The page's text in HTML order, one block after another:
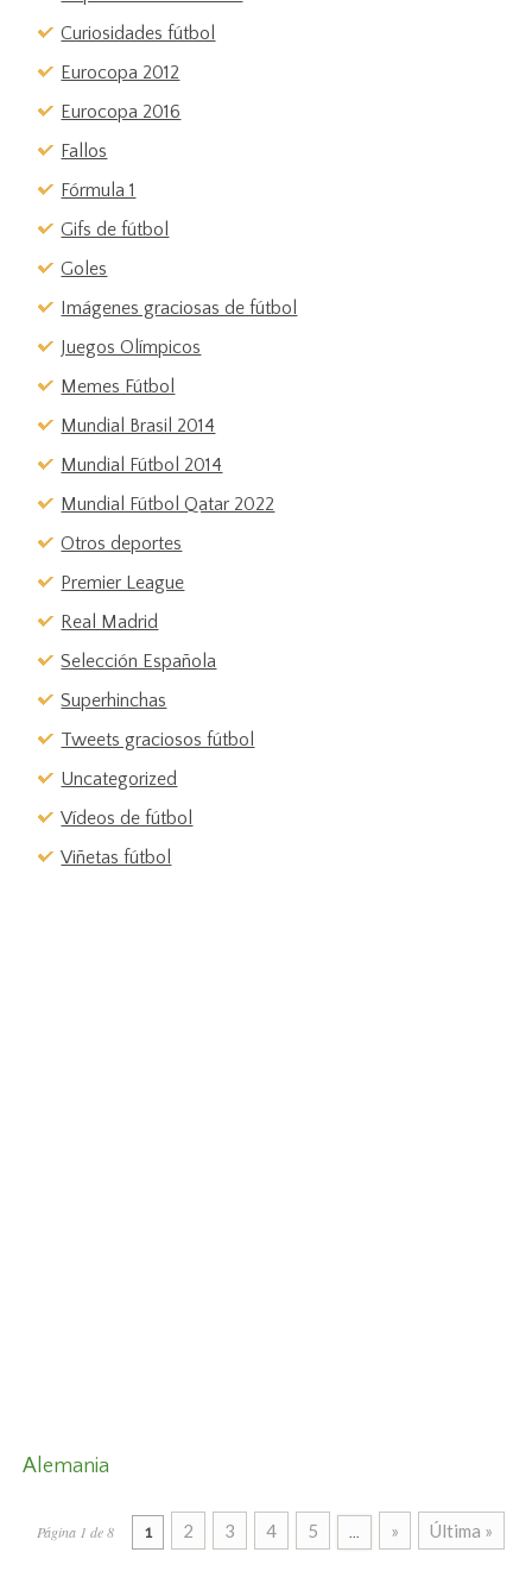
Curiosidades fútbol
Eurocopa 2012
Eurocopa 2016
Fallos
Fórmula 1
Gifs de fútbol
Goles
Imágenes graciosas de fútbol
Juegos Olímpicos
Memes Fútbol
Mundial Brasil 2014
Mundial Fútbol 2014
Mundial Fútbol Qatar 2022
Otros deportes
Premier League
Real Madrid
Selección Española
Superhinchas
Tweets graciosos fútbol
Uncategorized
Vídeos de fútbol
Viñetas fútbol
Alemania
Página 1 de 8 1 2 3 4 5 ... » Última »